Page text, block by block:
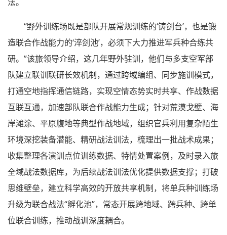
“野外训练场既是部队开展常规训练的‘铸剑台’，也是锻
造联合作战能力的‘淬剑池’，必须下大力推进军兵种合练共
研。”该旅领导介绍，这几年野外驻训，他们与多支空军部
队建立联训联研长效机制，通过跨域编组、同步施训模式，
打通空地指挥通信链路，实现空情态势实时共享、作战数据
互联互通，加速部队联合作战能力生成；针对荒漠戈壁、海
岸滩涂、平原腹地等典型作战地域，组织官兵利用复杂陌生
环境深挖装备潜能、精研战法训法，梳理出一批战术成果；
收集整理各演训点位训练数据、特情处置案例，及时录入旅
全域战法数据库，为后续战法训法优化提供数据支撑；打破
思维壁垒，建立科学高效的开放共享机制，将单兵种训练场
升级为联合战法“孵化池”，常态开展跨地域、跨兵种、跨单
位联合训练，推动战训深度耦合。